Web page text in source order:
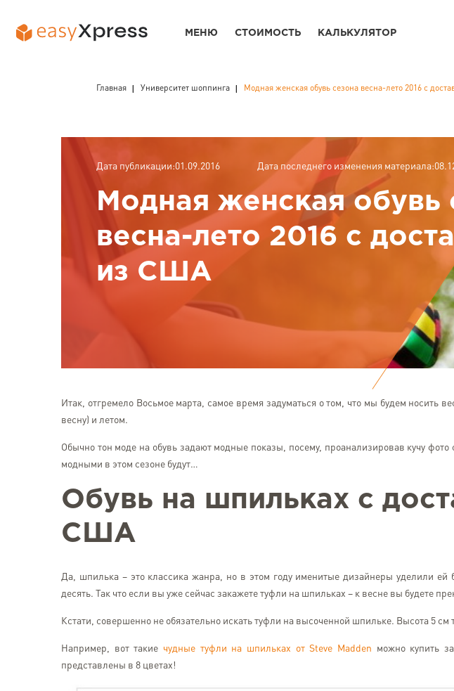
Главная Университет шоппинга Модная женская обувь сезона весна-лето 2016 с
Дата публикации:01.09.2016 Дата последнего изменения
Модная женская обувь
весна-лето 2016 с
из США
Итак, отгремело Восьмое марта, самое время задуматься о том, что мы будем носить
весну) и летом.
Обычно тон моде на обувь задают модные показы, посему, проанализировав кучу
модными в этом сезоне будут…
Обувь на шпильках с
США
Да, шпилька – это классика жанра, но в этом году именитые дизайнеры уделили ей
десять. Так что если вы уже сейчас закажете туфли на шпильках – к весне вы будете
Кстати, совершенно не обязательно искать туфли на высоченной шпильке. Высота 5 см
Например, вот такие чудные туфли на шпильках от Steve Madden можно купить
представлены в 8 цветах!
МЕНЮ СТОИМОСТЬ КАЛЬКУЛЯТОР